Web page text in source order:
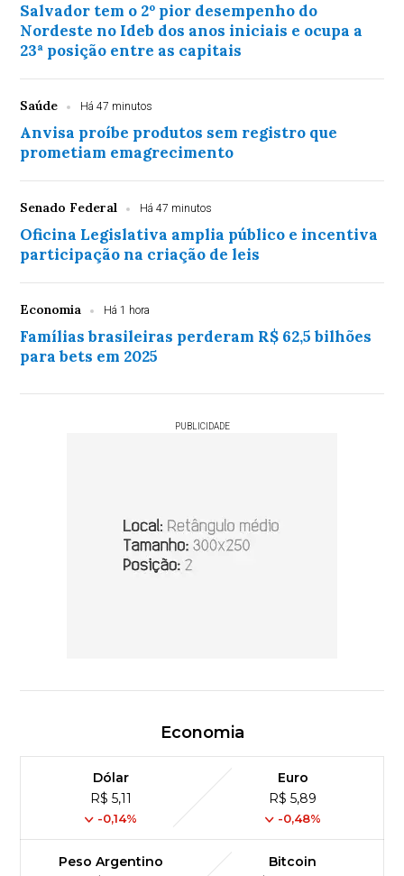
Salvador tem o 2º pior desempenho do
Nordeste no Ideb dos anos iniciais e ocupa a
23ª posição entre as capitais
Saúde Há 47 minutos
Anvisa proíbe produtos sem registro que
prometiam emagrecimento
Senado Federal Há 47 minutos
Oficina Legislativa amplia público e incentiva
participação na criação de leis
Economia Há 1 hora
Famílias brasileiras perderam R$ 62,5 bilhões
para bets em 2025
PUBLICIDADE
Economia
Dólar
R$ 5,11
-0,14%
Euro
R$ 5,89
-0,48%
Peso Argentino
Bitcoin